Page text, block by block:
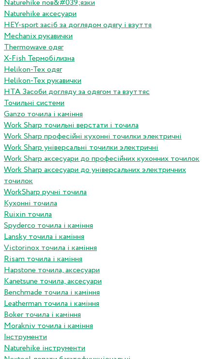
Naturehike пов&#039;язки
Naturehike аксесуари
HEY-sport засіб за доглядом одягу і взуття
Mechanix рукавички
Thermowave одяг
X-Fish Термобілизна
Helikon-Tex одяг
Helikon-Tex рукавички
HTA Засоби догляду за одягом та взуттяс
Точильні системи
Ganzo точила і каміння
Work Sharp точильні верстати і точила
Work Sharp професiйнi кухоннi точилки электричнi
Work Sharp унiверсальнi точилки электричнi
Work Sharp аксесуари до професiйних кухонних точилок
Work Sharp аксесуари до унiверсальних электричних
точилок
WorkSharp ручні точила
Кухонні точила
Ruixin точила
Spyderco точила і каміння
Lansky точила і каміння
Victorinox точила і каміння
Risam точила і каміння
Hapstone точила, аксесуари
Kanetsune точила, аксесуари
Benchmade точила і каміння
Leatherman точила і каміння
Boker точила і каміння
Morakniv точила і каміння
Інструменти
Naturehike інструменти